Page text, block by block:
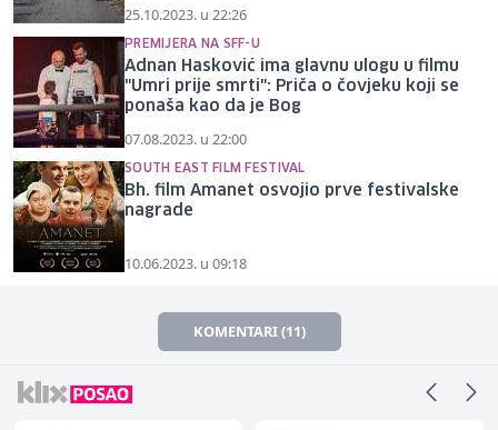
25.10.2023. u 22:26
PREMIJERA NA SFF-U
Adnan Hasković ima glavnu ulogu u filmu
"Umri prije smrti": Priča o čovjeku koji se
ponaša kao da je Bog
07.08.2023. u 22:00
SOUTH EAST FILM FESTIVAL
Bh. film Amanet osvojio prve festivalske
nagrade
10.06.2023. u 09:18
KOMENTARI (11)